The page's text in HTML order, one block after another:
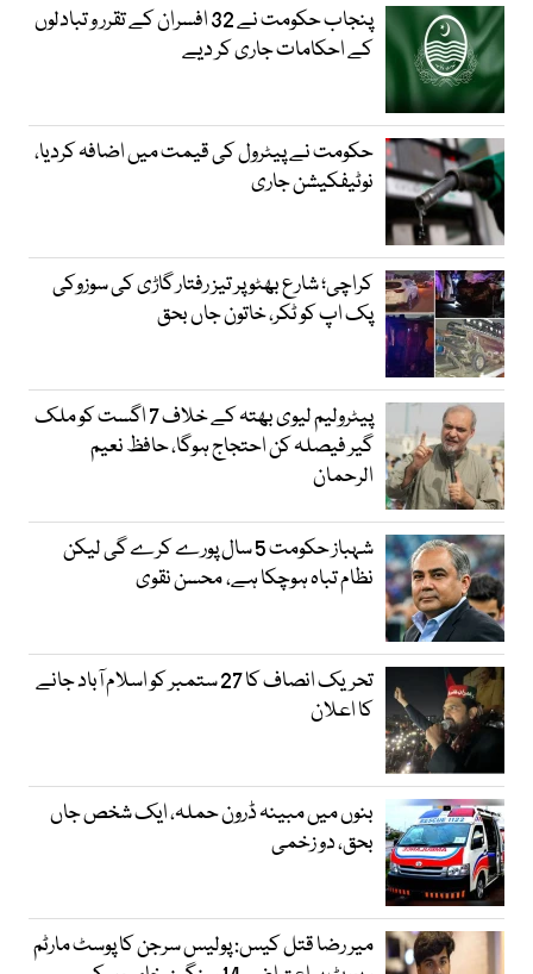
پنجاب حکومت نے 32 افسران کے تقرر و تبادلوں
کے احکامات جاری کر دیے
حکومت نے پیٹرول کی قیمت میں اضافہ کردیا،
نوٹیفکیشن جاری
کراچی؛ شارع بھٹو پر تیز رفتار گاڑی کی سوزوکی
پک اپ کو ٹکر، خاتون جاں بحق
پیٹرولیم لیوی بھتہ کے خلاف 7 اگست کو ملک
گیر فیصلہ کن احتجاج ہوگا، حافظ نعیم
الرحمان
شہباز حکومت 5 سال پورے کرے گی لیکن
نظام تباہ ہوچکا ہے، محسن نقوی
تحریک انصاف کا 27 ستمبر کو اسلام آباد جانے
کا اعلان
بنوں میں مبینہ ڈرون حملہ، ایک شخص جاں
بحق، دو زخمی
میر رضا قتل کیس: پولیس سرجن کا پوسٹ مارٹم